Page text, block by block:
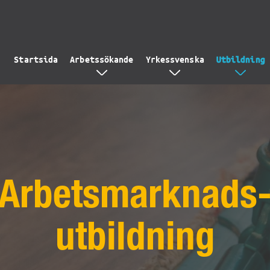
Startsida Arbetssökande Yrkessvenska Utbildning
utbildning